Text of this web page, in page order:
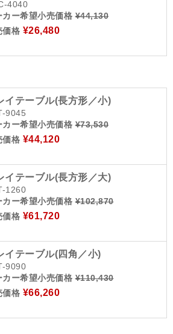
4040
カー希望小売価格¥44,130
価格 ¥26,480
イテーブル(長方形／小)
9045
カー希望小売価格¥73,530
価格 ¥44,120
イテーブル(長方形／大)
1260
カー希望小売価格¥102,870
価格 ¥61,720
イテーブル(四角／小)
9090
カー希望小売価格¥110,430
価格 ¥66,260